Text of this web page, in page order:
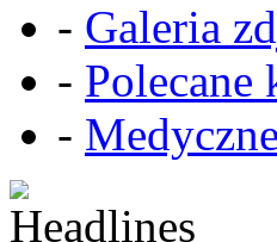
- Galeria
- Polecane
-